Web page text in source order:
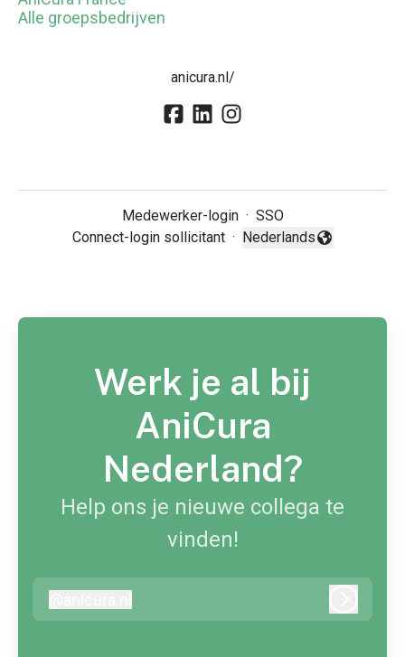
Alle groepsbedrijven
anicura.nl/
Medewerker-login · SSO
Connect-login sollicitant ·
Taal wijzigen
Nederlands
Werk je al bij
AniCura
Nederland?
Help ons je nieuwe collega te
vinden!
anicura.nl